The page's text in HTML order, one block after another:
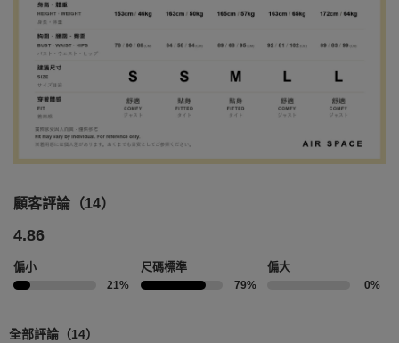
顧客評論（14）
4.86
偏小
21%
尺碼標準
79%
偏大
0%
全部評論（14）